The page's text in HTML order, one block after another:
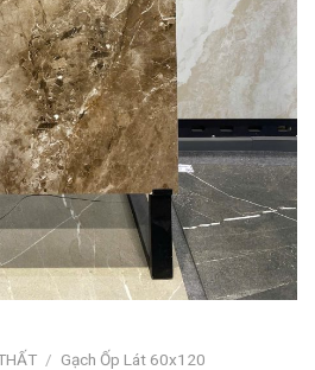
/ Gạch Ốp Lát 60x120